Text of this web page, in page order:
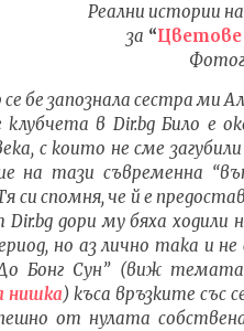
8/9: Как
на
ДЕТЕ:
|
06.02.2022
admin
Реални истории
за “Цветове
бе запознала сестра ми
в Dir.bg Било е
с които не сме
на тази съвременна
си спомня, че й е
дори му бяха
но аз лично така и не
Бонг Сун” (виж
нишка) къса връзките със
от нулата